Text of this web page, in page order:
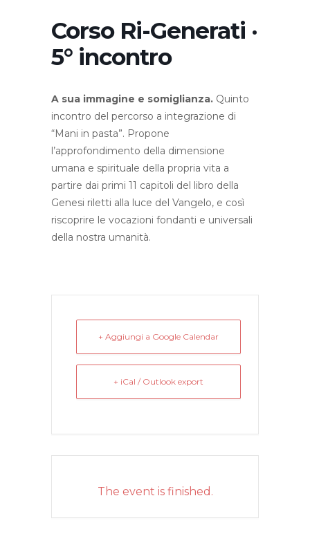
Corso Ri-Generati ·
5° incontro
A sua immagine e somiglianza. Quinto
incontro del percorso a integrazione di
“Mani in pasta”. Propone
l’approfondimento della dimensione
umana e spirituale della propria vita a
partire dai primi 11 capitoli del libro della
Genesi riletti alla luce del Vangelo, e così
riscoprire le vocazioni fondanti e universali
della nostra umanità.
+ Aggiungi a Google Calendar
+ iCal / Outlook export
The event is finished.